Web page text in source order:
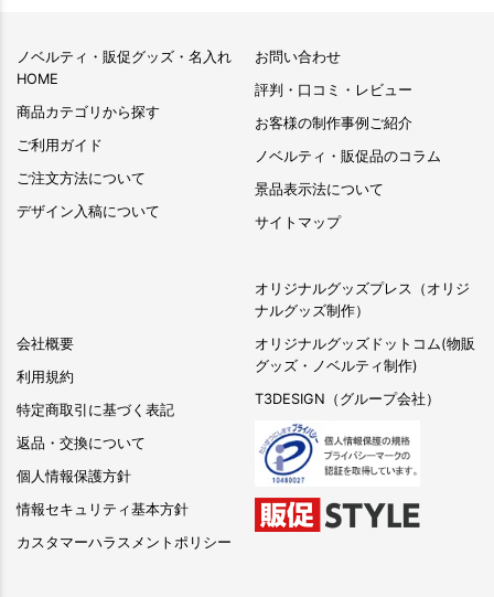
ノベルティ・販促グッズ・名入れ
HOME
商品カテゴリから探す
ご利用ガイド
ご注文方法について
デザイン入稿について
会社概要
利用規約
特定商取引に基づく表記
返品・交換について
個人情報保護方針
情報セキュリティ基本方針
カスタマーハラスメントポリシー
お問い合わせ
評判・口コミ・レビュー
お客様の制作事例ご紹介
ノベルティ・販促品のコラム
景品表示法について
サイトマップ
オリジナルグッズプレス（オリジ
ナルグッズ制作）
オリジナルグッズドットコム(物販
グッズ・ノベルティ制作)
T3DESIGN（グループ会社）